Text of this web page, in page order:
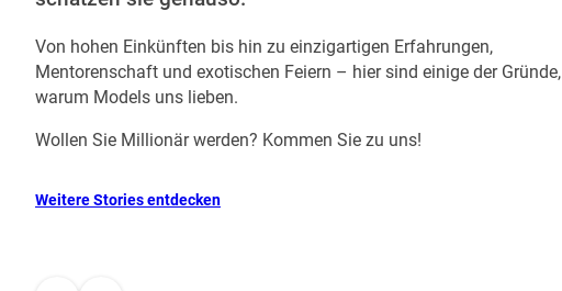
Von hohen Einkünften bis hin zu einzigartigen Erfahrungen,
Mentorenschaft und exotischen Feiern – hier sind einige der Gründe,
warum Models uns lieben.
Wollen Sie Millionär werden? Kommen Sie zu uns!
Weitere Stories entdecken
sur LiveJasmin m’a fait prendr
la voiture que je voulais, à a
CamiloSoler
“Dank LiveJasmin und der Webcam-Branch
Gelegenheit meine eigene Chefin zu sein. Di